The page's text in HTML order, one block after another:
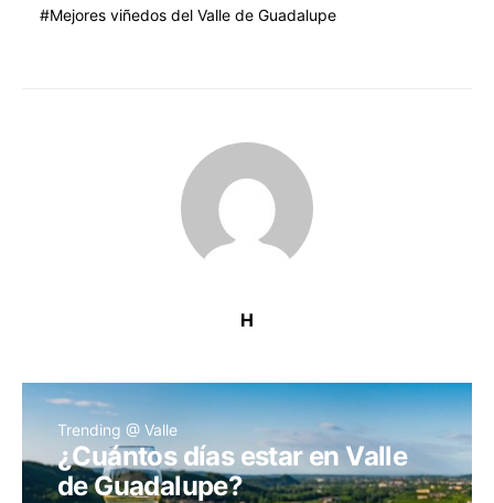
Mejores viñedos del Valle de Guadalupe
H
Trending @ Valle
¿Cuántos días estar en Valle
de Guadalupe?